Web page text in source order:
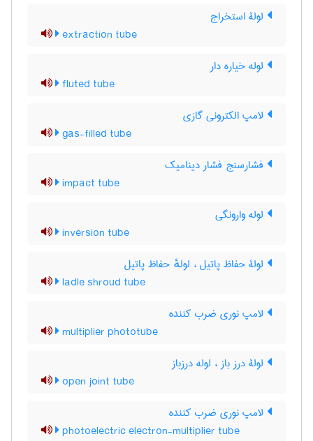
لولۀ استخراج
extraction tube
لوله خیاره دار
fluted tube
لامپ الکترونی گازی
gas-filled tube
فشارسنج فشار دینامیک
impact tube
لوله وارونگی
inversion tube
لولۀ حفاظ پاتیل ، لولهٔ حفاظ پاتیل
ladle shroud tube
لامپ نوری ضرب کننده
multiplier phototube
لولۀ درز باز ، لوله درزباز
open joint tube
لامپ نوری ضرب کننده
photoelectric electron-multiplier tube